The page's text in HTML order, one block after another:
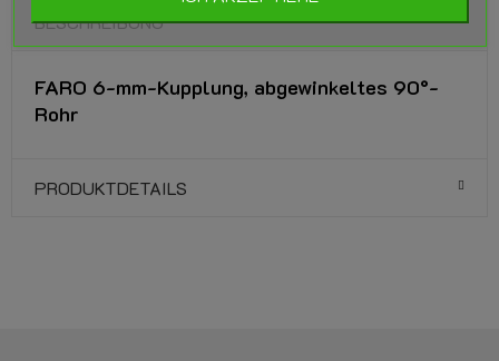
BESCHREIBUNG
FARO 6-mm-Kupplung, abgewinkeltes 90°-
Rohr
PRODUKTDETAILS